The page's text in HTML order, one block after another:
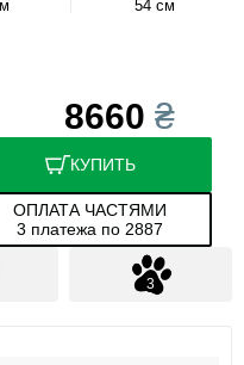
54 см
8660₴
КУПИТЬ
ОПЛАТА ЧАСТЯМИ
3 платежа по 2887